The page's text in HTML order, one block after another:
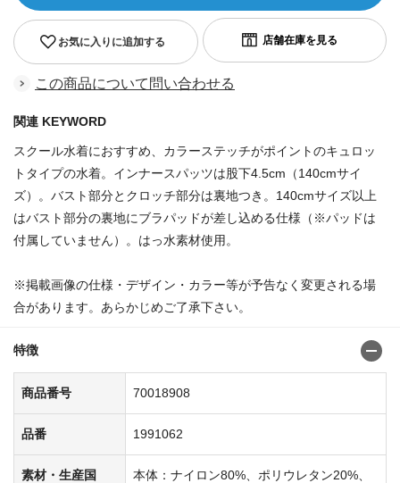
お気に入りに追加する
この商品について問い合わせる
関連 KEYWORD
スクール水着におすすめ、カラーステッチがポイントのキュロッ
トタイプの水着。インナースパッツは股下4.5cm（140cmサイ
ズ）。バスト部分とクロッチ部分は裏地つき。140cmサイズ以上
はバスト部分の裏地にブラパッドが差し込める仕様（※パッドは
付属していません）。はっ水素材使用。
※掲載画像の仕様・デザイン・カラー等が予告なく変更される場
合があります。あらかじめご了承下さい。
特徴
商品番号 70018908
品番 1991062
素材・生産国 本体：ナイロン80%、ポリウレタン20%、